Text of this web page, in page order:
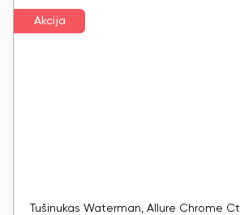
Akcija
Tušinukas Waterman, Allure Chrome Ct